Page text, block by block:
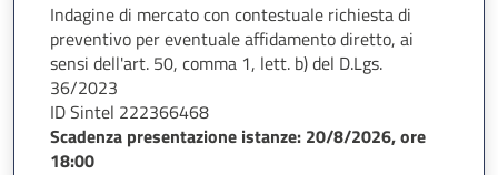
Indagine di mercato con contestuale richiesta di
preventivo per eventuale affidamento diretto, ai
sensi dell'art. 50, comma 1, lett. b) del D.Lgs.
36/2023
ID Sintel 222366468
Scadenza presentazione istanze: 20/8/2026, ore
18:00